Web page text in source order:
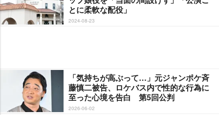
とに柔軟な配役」
2024-08-23
「気持ちが高ぶって…」元ジャンポケ斉
藤慎二被告、ロケバス内で性的な行為に
至った心境を告白 第5回公判
2026-06-02